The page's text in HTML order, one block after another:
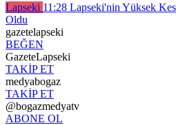
Lapseki 11:28 Lapseki'nin Yüksek
Oldu
gazetelapseki
BEĞEN
GazeteLapseki
TAKİP ET
medyabogaz
TAKİP ET
@bogazmedyatv
ABONE OL